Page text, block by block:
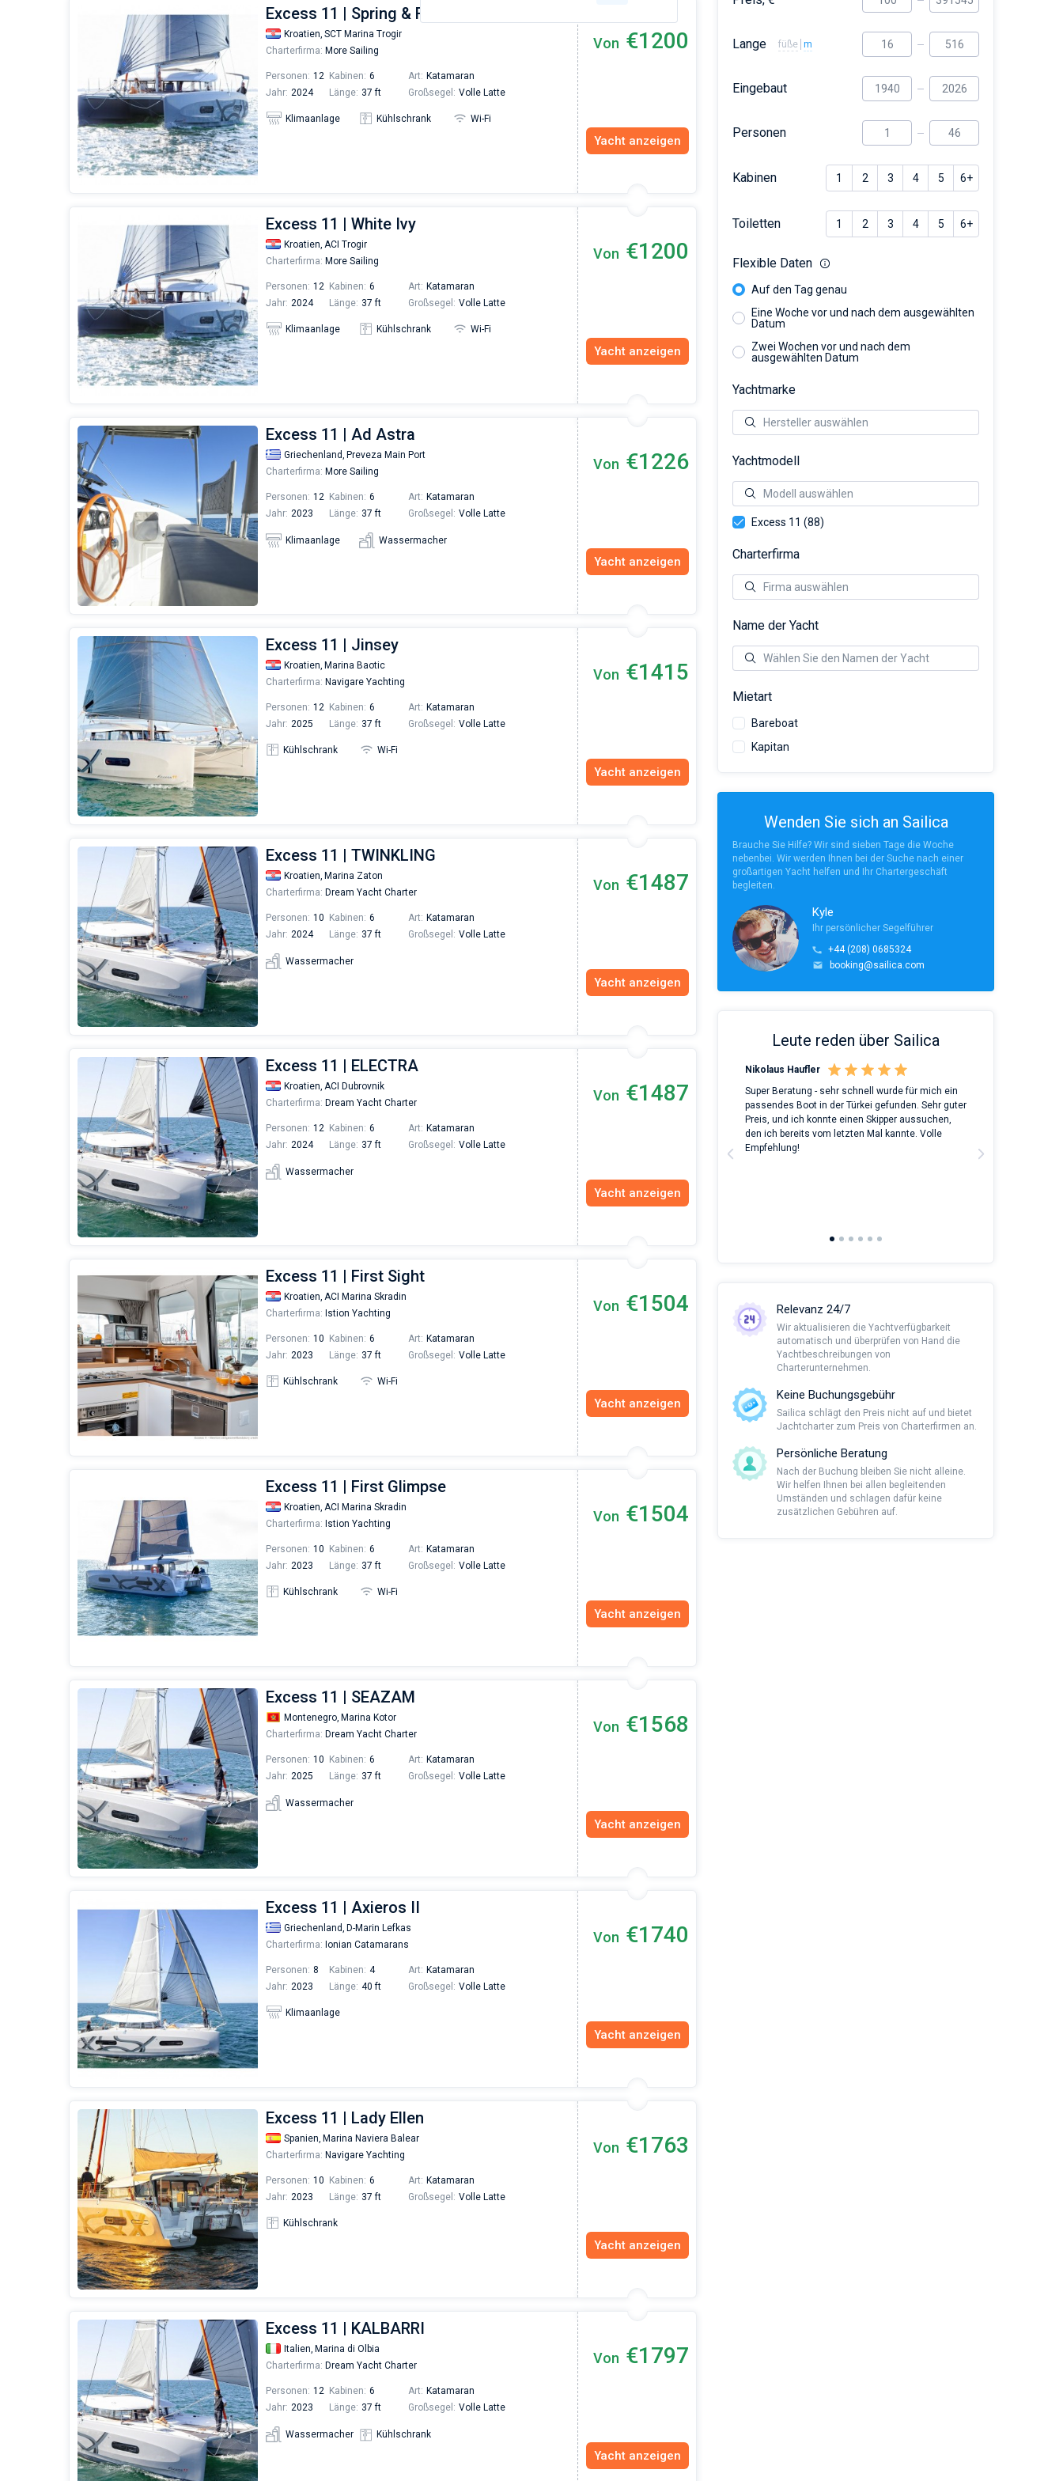
Excess 11 | Spring & Fall
Kroatien, SCT Marina Trogir
Charterfirma: More Sailing
Personen: 12 Kabinen: 6 Art: Katamaran
Jahr: 2024 Länge: 37 ft Großsegel: Volle Latte
Klimaanlage Kühlschrank Wi-Fi
Von €1200
Yacht anzeigen
Excess 11 | White Ivy
Kroatien, ACI Trogir
Charterfirma: More Sailing
Personen: 12 Kabinen: 6 Art: Katamaran
Jahr: 2024 Länge: 37 ft Großsegel: Volle Latte
Klimaanlage Kühlschrank Wi-Fi
Von €1200
Yacht anzeigen
Excess 11 | Ad Astra
Griechenland, Preveza Main Port
Charterfirma: More Sailing
Personen: 12 Kabinen: 6 Art: Katamaran
Jahr: 2023 Länge: 37 ft Großsegel: Volle Latte
Klimaanlage Wassermacher
Von €1226
Yacht anzeigen
Excess 11 | Jinsey
Kroatien, Marina Baotic
Charterfirma: Navigare Yachting
Personen: 12 Kabinen: 6 Art: Katamaran
Jahr: 2025 Länge: 37 ft Großsegel: Volle Latte
Kühlschrank Wi-Fi
Von €1415
Yacht anzeigen
Excess 11 | TWINKLING
Kroatien, Marina Zaton
Charterfirma: Dream Yacht Charter
Personen: 10 Kabinen: 6 Art: Katamaran
Jahr: 2024 Länge: 37 ft Großsegel: Volle Latte
Wassermacher
Von €1487
Yacht anzeigen
Excess 11 | ELECTRA
Kroatien, ACI Dubrovnik
Charterfirma: Dream Yacht Charter
Personen: 12 Kabinen: 6 Art: Katamaran
Jahr: 2024 Länge: 37 ft Großsegel: Volle Latte
Wassermacher
Von €1487
Yacht anzeigen
Excess 11 | First Sight
Kroatien, ACI Marina Skradin
Charterfirma: Istion Yachting
Personen: 10 Kabinen: 6 Art: Katamaran
Jahr: 2023 Länge: 37 ft Großsegel: Volle Latte
Kühlschrank Wi-Fi
Von €1504
Yacht anzeigen
Excess 11 | First Glimpse
Kroatien, ACI Marina Skradin
Charterfirma: Istion Yachting
Personen: 10 Kabinen: 6 Art: Katamaran
Jahr: 2023 Länge: 37 ft Großsegel: Volle Latte
Kühlschrank Wi-Fi
Von €1504
Yacht anzeigen
Excess 11 | SEAZAM
Montenegro, Marina Kotor
Charterfirma: Dream Yacht Charter
Personen: 10 Kabinen: 6 Art: Katamaran
Jahr: 2025 Länge: 37 ft Großsegel: Volle Latte
Wassermacher
Von €1568
Yacht anzeigen
Excess 11 | Axieros II
Griechenland, D-Marin Lefkas
Charterfirma: Ionian Catamarans
Personen: 8 Kabinen: 4 Art: Katamaran
Jahr: 2023 Länge: 40 ft Großsegel: Volle Latte
Klimaanlage
Von €1740
Yacht anzeigen
Excess 11 | Lady Ellen
Spanien, Marina Naviera Balear
Charterfirma: Navigare Yachting
Personen: 10 Kabinen: 6 Art: Katamaran
Jahr: 2023 Länge: 37 ft Großsegel: Volle Latte
Kühlschrank
Von €1763
Yacht anzeigen
Excess 11 | KALBARRI
Italien, Marina di Olbia
Charterfirma: Dream Yacht Charter
Personen: 12 Kabinen: 6 Art: Katamaran
Jahr: 2023 Länge: 37 ft Großsegel: Volle Latte
Wassermacher Kühlschrank
Von €1797
Yacht anzeigen
Lange füße m
Eingebaut
Personen
Kabinen 1 2 3 4 5 6+
Toiletten 1 2 3 4 5 6+
Flexible Daten
Auf den Tag genau
Eine Woche vor und nach dem ausgewählten
Datum
Zwei Wochen vor und nach dem
ausgewählten Datum
Yachtmarke
Yachtmodell
Excess 11 (88)
Charterfirma
Name der Yacht
Mietart
Bareboat
Kapitan
Wenden Sie sich an Sailica
Brauche Sie Hilfe? Wir sind sieben Tage die Woche
nebenbei. Wir werden Ihnen bei der Suche nach einer
großartigen Yacht helfen und Ihr Chartergeschäft
begleiten.
Kyle
Ihr persönlicher Segelführer
+44 (208) 0685324
booking@sailica.com
Leute reden über Sailica
Excellent trip to Croatia! The trip was organized on
an excellent level since the very beginning - from
the yacht search to the trip itself. The team was
fast and responsive. Highly recommended to
everyone who wants to hang out with family on a
beautiful yacht or catamaran!
Nikolaus Haufler
Super Beratung - sehr schnell wurde für mich ein
passendes Boot in der Türkei gefunden. Sehr guter
Preis, und ich konnte einen Skipper aussuchen,
den ich bereits vom letzten Mal kannte. Volle
Empfehlung!
Relevanz 24/7
Wir aktualisieren die Yachtverfügbarkeit
automatisch und überprüfen von Hand die
Yachtbeschreibungen von
Charterunternehmen.
Keine Buchungsgebühr
Sailica schlägt den Preis nicht auf und bietet
Jachtcharter zum Preis von Charterfirmen an.
Persönliche Beratung
Nach der Buchung bleiben Sie nicht alleine.
Wir helfen Ihnen bei allen begleitenden
Umständen und schlagen dafür keine
zusätzlichen Gebühren auf.